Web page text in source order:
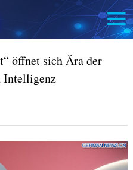
öffnet sich Ära der
Intelligenz